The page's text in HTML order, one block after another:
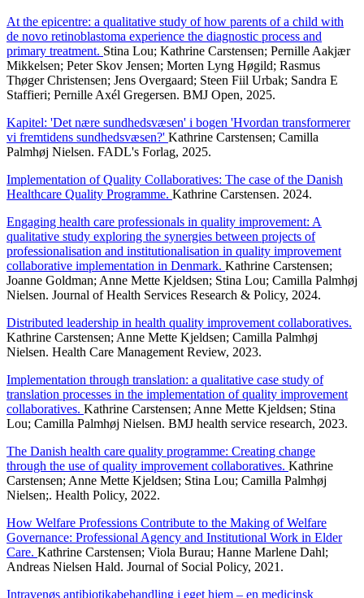
At the epicentre: a qualitative study of how parents of a child with
de novo retinoblastoma experience the diagnostic process and
primary treatment. Stina Lou; Kathrine Carstensen; Pernille Aakjær
Mikkelsen; Peter Skov Jensen; Morten Lyng Høgild; Rasmus
Thøger Christensen; Jens Overgaard; Steen Fiil Urbak; Sandra E
Staffieri; Pernille Axél Gregersen. BMJ Open, 2025.
Kapitel: 'Det nære sundhedsvæsen' i bogen 'Hvordan transformerer
vi fremtidens sundhedsvæsen?' Kathrine Carstensen; Camilla
Palmhøj Nielsen. FADL's Forlag, 2025.
Implementation of Quality Collaboratives: The case of the Danish
Healthcare Quality Programme. Kathrine Carstensen. 2024.
Engaging health care professionals in quality improvement: A
qualitative study exploring the synergies between projects of
professionalisation and institutionalisation in quality improvement
collaborative implementation in Denmark. Kathrine Carstensen;
Joanne Goldman; Anne Mette Kjeldsen; Stina Lou; Camilla Palmhøj
Nielsen. Journal of Health Services Research & Policy, 2024.
Distributed leadership in health quality improvement collaboratives.
Kathrine Carstensen; Anne Mette Kjeldsen; Camilla Palmhøj
Nielsen. Health Care Management Review, 2023.
Implementation through translation: a qualitative case study of
translation processes in the implementation of quality improvement
collaboratives. Kathrine Carstensen; Anne Mette Kjeldsen; Stina
Lou; Camilla Palmhøj Nielsen. BMJ health service research, 2023.
The Danish health care quality programme: Creating change
through the use of quality improvement collaboratives. Kathrine
Carstensen; Anne Mette Kjeldsen; Stina Lou; Camilla Palmhøj
Nielsen;. Health Policy, 2022.
How Welfare Professions Contribute to the Making of Welfare
Governance: Professional Agency and Institutional Work in Elder
Care. Kathrine Carstensen; Viola Burau; Hanne Marlene Dahl;
Andreas Nielsen Hald. Journal of Social Policy, 2021.
Intravenøs antibiotikabehandling i eget hjem – en medicinsk